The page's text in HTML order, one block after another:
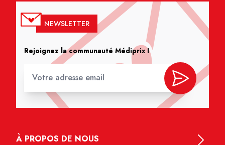
NEWSLETTER
Rejoignez la communauté Médiprix !
À PROPOS DE NOUS